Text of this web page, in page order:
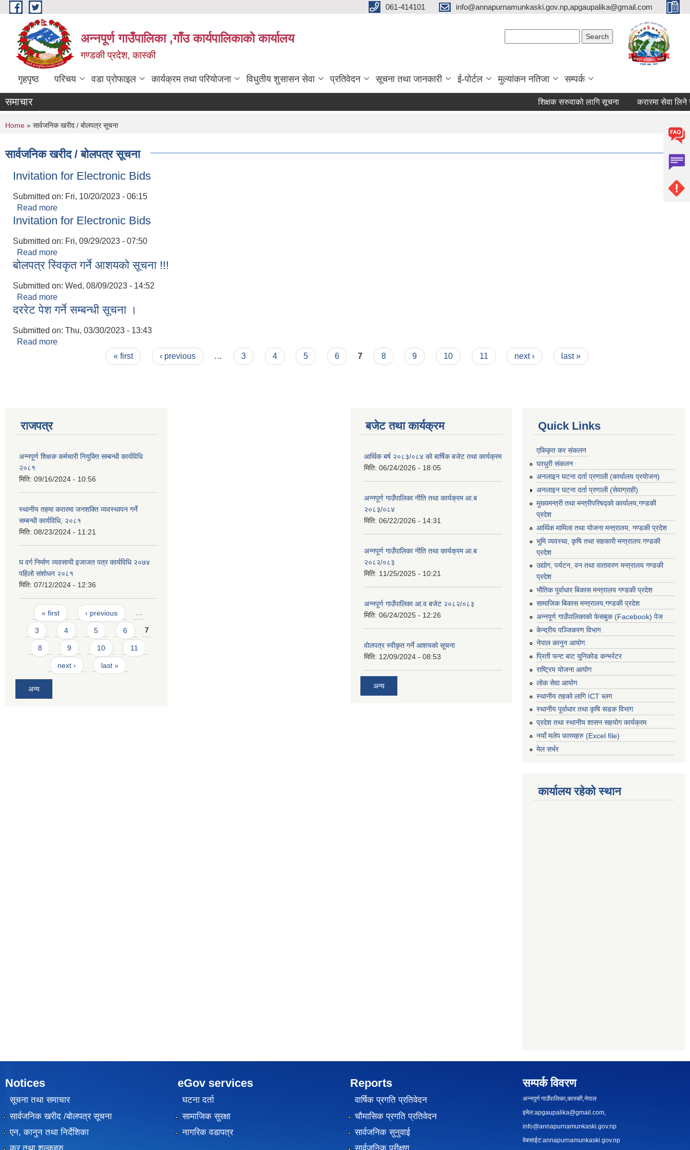
Skip to main content 061-414101 info@annapurnamunkaski.gov.np,apgaupalika@gmail.com
अन्नपूर्ण गाउँपालिका ,गाँउ कार्यपालिकाको कार्यालय
गण्डकी प्रदेश, कास्की
गृहपृष्ठ परिचय वडा प्रोफाइल कार्यक्रम तथा परियोजना विधुतीय शुसासन सेवा प्रतिवेदन सूचना तथा जानकारी ई-पोर्टल मुल्यांकन नतिजा सम्पर्क
समाचार शिक्षक सरुवाको लागि सूचना करारमा सेवा लिने
You are here
Home » सार्वजनिक खरीद / बोलपत्र सूचना
सार्वजनिक खरीद / बोलपत्र सूचना
Invitation for Electronic Bids
Submitted on: Fri, 10/20/2023 - 06:15
Read more
Invitation for Electronic Bids
Submitted on: Fri, 09/29/2023 - 07:50
Read more
बोलपत्र स्विकृत गर्ने आशयको सूचना !!!
Submitted on: Wed, 08/09/2023 - 14:52
Read more
दररेट पेश गर्ने सम्बन्धी सूचना ।
Submitted on: Thu, 03/30/2023 - 13:43
Read more
« first ‹ previous … 3 4 5 6 7 8 9 10 11 next › last »
राजपत्र
अन्नपूर्ण शिक्षक कर्मचारी नियुक्ति सम्बन्धी कार्यविधि
२०८१
मिति: 09/16/2024 - 10:56
स्थानीय तहमा करारमा जनशक्ति व्यवस्थापन गर्ने
सम्बन्धी कार्यविधि, २०८१
मिति: 08/23/2024 - 11:21
घ वर्ग निर्माण व्यवसायी इजाजत पत्र कार्यविधि २०७४
पहिलो संशोधन २०८१
मिति: 07/12/2024 - 12:36
Pages
« first ‹ previous …
3 4 5 6 7
8 9 10 11
next › last »
अन्य
बजेट तथा कार्यक्रम
आर्थिक बर्ष २०८३/०८४ को बार्षिक बजेट तथा कार्यक्रम
मिति: 06/24/2026 - 18:05
अन्नपूर्ण गाउँपालिका नीति तथा कार्यक्रम आ.ब
२०८३/०८४
मिति: 06/22/2026 - 14:31
अन्नपूर्ण गाउँपालिका नीति तथा कार्यक्रम आ.ब
२०८२/०८३
मिति: 11/25/2025 - 10:21
अन्नपूर्ण गाउँपालिका आ.व बजेट २०८२/०८३
मिति: 06/24/2025 - 12:26
वोलपत्र स्वीकृत गर्ने आशयको सूचना
मिति: 12/09/2024 - 08:53
अन्य
Quick Links
एकिकृत कर संकलन
घरधुरी संकलन
अनलाइन घटना दर्ता प्रणाली (कार्यालय प्रयोजन)
अनलाइन घटना दर्ता प्रणाली (सेवाग्राही)
मुख्यमन्त्री तथा मन्त्रीपरिषद्को कार्यालय,गण्डकी
प्रदेश
आर्थिक मामिला तथा योजना मन्त्रालय, गण्डकी प्रदेश
भुमि व्यवस्था, कृषि तथा सहकारी मन्त्रालय गण्डकी
प्रदेश
उद्योग, पर्यटन, वन तथा वातावरण मन्त्रालय गण्डकी
प्रदेश
भौतिक पूर्वाधार बिकास मन्त्रालय गण्डकी प्रदेश
सामाजिक बिकास मन्त्रालय,गण्डकी प्रदेश
अन्नपूर्ण गाउँपालिकाको फेसबुक (Facebook) पेज
केन्द्रीय पञ्जिकरण विभाग
नेपाल कानुन आयोग
प्रिती फन्ट बाट युनिकोड कन्भर्रटर
राष्ट्रिय योजना आयोग
लोक सेवा आयोग
स्थानीय तहको लागि ICT ब्लग
स्थानीय पूर्वाधार तथा कृषि सडक विभाग
प्रदेश तथा स्थानीय शासन सहयोग कार्यक्रम
नयाँ मलेप फारमहरु (Excel file)
मेल सर्भर
कार्यालय रहेको स्थान
Notices
सूचना तथा समाचार
सार्वजनिक खरीद /बोलपत्र सूचना
एन, कानुन तथा निर्देशिका
eGov services
घटना दर्ता
सामाजिक सुरक्षा
नागरिक वडापत्र
Reports
वार्षिक प्रगति प्रतिवेदन
चौमासिक प्रगति प्रतिवेदन
सार्वजनिक सुनुवाई
सम्पर्क विवरण
अन्नपूर्ण गाउँपालिका,कास्की,नेपाल
इमेल:apgaupalika@gmail.com
info@annapurnamunkaski.gov.np
वेबसाईट:annapurnamunkaski.gov.np